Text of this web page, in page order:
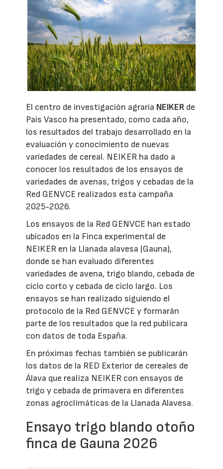
El centro de investigación agraria NEIKER de
País Vasco ha presentado, como cada año,
los resultados del trabajo desarrollado en la
evaluación y conocimiento de nuevas
variedades de cereal. NEIKER ha dado a
conocer los resultados de los ensayos de
variedades de avenas, trigos y cebadas de la
Red GENVCE realizados esta campaña
2025-2026.
Los ensayos de la Red GENVCE han estado
ubicados en la Finca experimental de
NEIKER en la Llanada alavesa (Gauna),
donde se han evaluado diferentes
variedades de avena, trigo blando, cebada de
ciclo corto y cebada de ciclo largo. Los
ensayos se han realizado siguiendo el
protocolo de la Red GENVCE y formarán
parte de los resultados que la red publicara
con datos de toda España.
En próximas fechas también se publicarán
los datos de la RED Exterior de cereales de
Álava que realiza NEIKER con ensayos de
trigo y cebada de primavera en diferentes
zonas agroclimáticas de la Llanada Alavesa.
Ensayo trigo blando otoño
finca de Gauna 2026